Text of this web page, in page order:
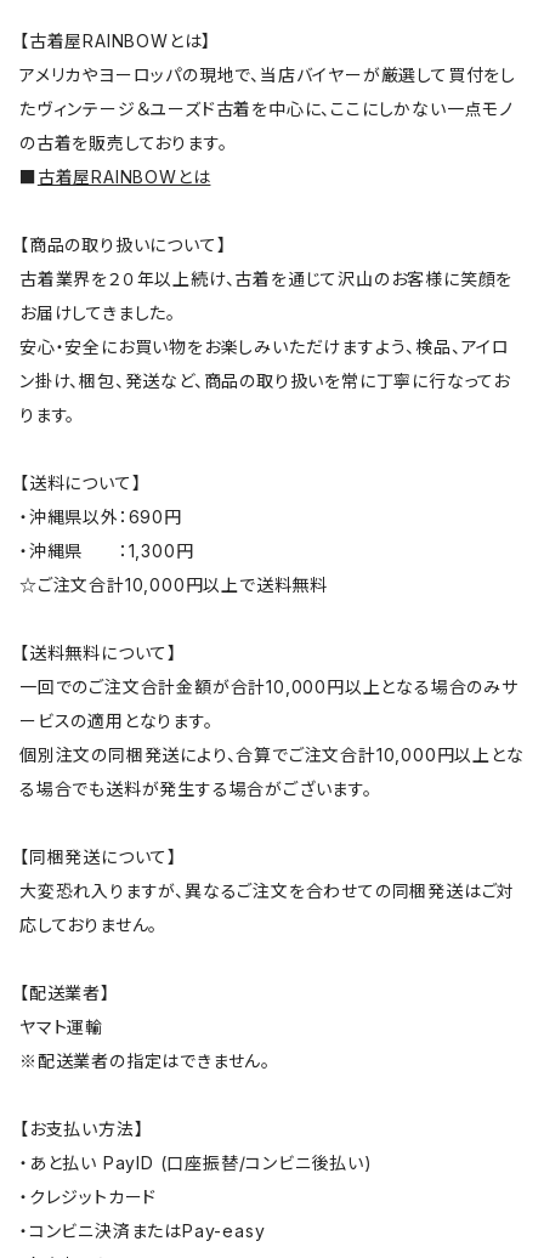
【古着屋RAINBOWとは】
アメリカやヨーロッパの現地で、当店バイヤーが厳選して買付をし
たヴィンテージ＆ユーズド古着を中心に、ここにしかない一点モノ
の古着を販売しております。
■古着屋RAINBOWとは
【商品の取り扱いについて】
古着業界を２０年以上続け、古着を通じて沢山のお客様に笑顔を
お届けしてきました。
安心・安全にお買い物をお楽しみいただけますよう、検品、アイロ
ン掛け、梱包、発送など、商品の取り扱いを常に丁寧に行なってお
ります。
【送料について】
・沖縄県以外：690円
・沖縄県 ：1,300円
☆ご注文合計10,000円以上で送料無料
【送料無料について】
一回でのご注文合計金額が合計10,000円以上となる場合のみサ
ービスの適用となります。
個別注文の同梱発送により、合算でご注文合計10,000円以上とな
る場合でも送料が発生する場合がございます。
【同梱発送について】
大変恐れ入りますが、異なるご注文を合わせての同梱発送はご対
応しておりません。
【配送業者】
ヤマト運輸
※配送業者の指定はできません。
【お支払い方法】
・あと払い PayID (口座振替/コンビニ後払い)
・クレジットカード
・コンビニ決済またはPay-easy